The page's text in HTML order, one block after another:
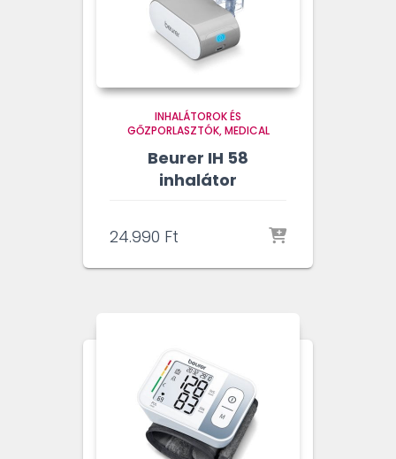
INHALÁTOROK ÉS
GŐZPORLASZTÓK MEDICAL
Beurer IH 58
inhalátor
24.990 Ft